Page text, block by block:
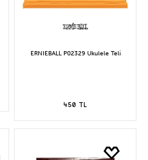
ERNIEBALL P02329 Ukulele Teli
450 TL